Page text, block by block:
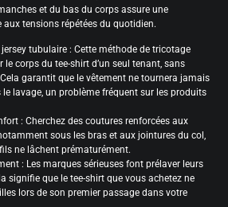
et du bas du corps assure une
tensions répétées du quotidien.
tubulaire : Cette méthode de tricotage
le corps du tee-shirt d’un seul tenant, sans
garantit que le vêtement ne tournera jamais
le lavage, un problème fréquent sur les produits
: Cherchez des coutures renforcées aux
sous les bras et aux jointures du col,
ne lâchent prématurément.
: Les marques sérieuses font prélaver leurs
signifie que le tee-shirt que vous achetez ne
lors de son premier passage dans votre